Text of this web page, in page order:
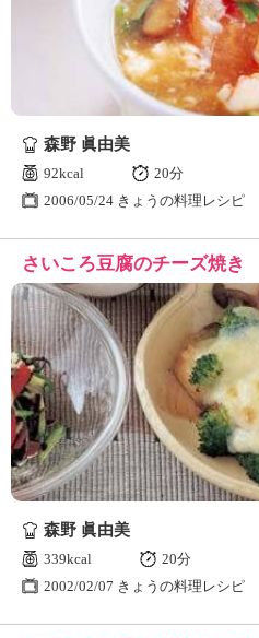
森野 眞由美
92kcal
20分
2006/05/24 きょうの料理レシピ
さいころ豆腐のチーズ焼き
森野 眞由美
339kcal
20分
2002/02/07 きょうの料理レシピ